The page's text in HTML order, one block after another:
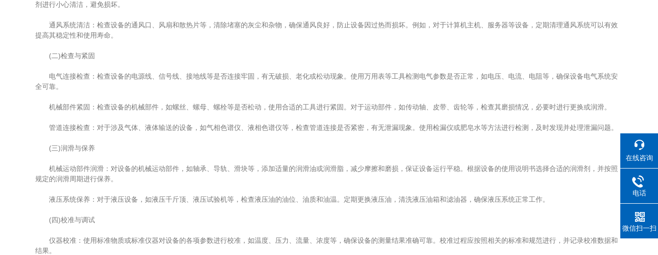
剂进行小心清洁，避免损坏。
通风系统清洁：检查设备的通风口、风扇和散热片等，清除堵塞的灰尘和杂物，确保通风良好，防止设备因过热而损坏。例如，对于计算机主机、服务器等设备，定期清理通风系统可以有效
提高其稳定性和使用寿命。
(二)检查与紧固
电气连接检查：检查设备的电源线、信号线、接地线等是否连接牢固，有无破损、老化或松动现象。使用万用表等工具检测电气参数是否正常，如电压、电流、电阻等，确保设备电气系统安
全可靠。
机械部件紧固：检查设备的机械部件，如螺丝、螺母、螺栓等是否松动，使用合适的工具进行紧固。对于运动部件，如传动轴、皮带、齿轮等，检查其磨损情况，必要时进行更换或润滑。
管道连接检查：对于涉及气体、液体输送的设备，如气相色谱仪、液相色谱仪等，检查管道连接是否紧密，有无泄漏现象。使用检漏仪或肥皂水等方法进行检测，及时发现并处理泄漏问题。
(三)润滑与保养
机械运动部件润滑：对设备的机械运动部件，如轴承、导轨、滑块等，添加适量的润滑油或润滑脂，减少摩擦和磨损，保证设备运行平稳。根据设备的使用说明书选择合适的润滑剂，并按照
规定的润滑周期进行保养。
液压系统保养：对于液压设备，如液压千斤顶、液压试验机等，检查液压油的油位、油质和油温。定期更换液压油，清洗液压油箱和滤油器，确保液压系统正常工作。
(四)校准与调试
仪器校准：使用标准物质或标准仪器对设备的各项参数进行校准，如温度、压力、流量、浓度等，确保设备的测量结果准确可靠。校准过程应按照相关的标准和规范进行，并记录校准数据和
结果。
在线咨询
电话
微信扫一扫